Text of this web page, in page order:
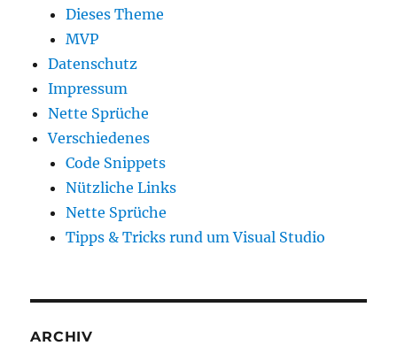
Dieses Theme
MVP
Datenschutz
Impressum
Nette Sprüche
Verschiedenes
Code Snippets
Nützliche Links
Nette Sprüche
Tipps & Tricks rund um Visual Studio
ARCHIV